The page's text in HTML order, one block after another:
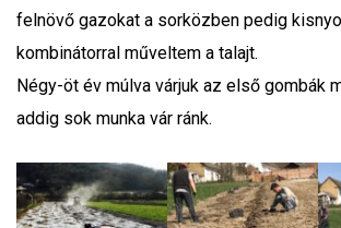
felnövő gazokat a sorközben pedig
kombinátorral műveltem a talajt.
Négy-öt év múlva várjuk az első gombák
addig sok munka vár ránk.